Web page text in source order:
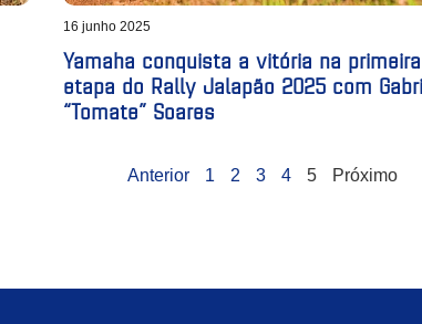
16 junho 2025
Yamaha conquista a vitória na primeira
etapa do Rally Jalapão 2025 com
“Tomate” Soares
Anterior 1 2 3 4 5 Próximo